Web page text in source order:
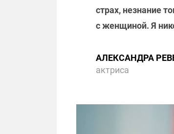
страх, незнание
с женщиной. Я
АЛЕКСАНДРА
актриса